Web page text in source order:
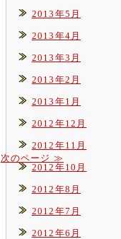
次のページ ≫
2013年5月
2013年4月
2013年3月
2013年2月
2013年1月
2012年12月
2012年11月
2012年10月
2012年8月
2012年7月
2012年6月